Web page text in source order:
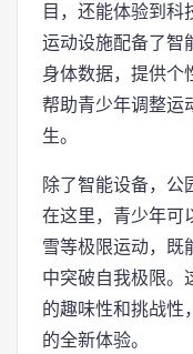
目，还能体验到科
运动设施配备了智
身体数据，提供个
帮助青少年调整运
生。
除了智能设备，公
在这里，青少年可
雪等极限运动，既
中突破自我极限。
的趣味性和挑战性
的全新体验。